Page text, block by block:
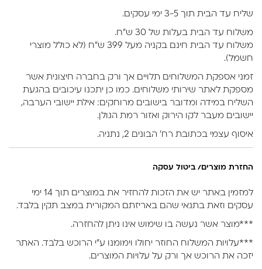
שליח עד הבית תוך 3-5 ימי עסקים.
משלוח עד הבית בעלות של 30 ש״ח.
משלוח עד הבית חינם בקניה מעל 399 ש״ח (לא כולל מוצרי
חשמל).
זמני אספקת המשלוחים תלויים אך ורק בחברה חיצונית אשר
מספקת לאתר שירותי משלוחים. כמו כן יתכנו עיכובים בהגעת
השליח במידה ומדובר בישובים מרוחקים: אילת יישובי הערבה,
יישובים מעבר לקו הירוק ואזור רמת הגולן.
איסוף עצמי בכתובת רח’ הבונים 2, נתניה.
החזרת מוצרים/ ביטול עסקה
למזמין באתר יש את הזכות להחזיר את במוצרים תוך 14 ימי
עסקים וזאת בתנאי שהם באריזתם המקורית במצב תקין בלבד.
***מוצר אשר נעשה בו שימוש אינו ניתן להחזרה.
***עלויות המשלוח החוזר יחולו וימומנו ע”י הרוכש בלבד. האתר
יזכה את הרוכש אך ורק על עלויות המוצרים.